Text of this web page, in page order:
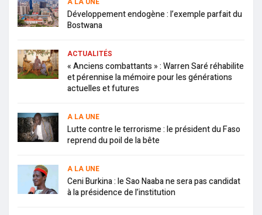
Développement endogène : l’exemple parfait du
Bostwana
ACTUALITÉS
« Anciens combattants » : Warren Saré réhabilite
et pérennise la mémoire pour les générations
actuelles et futures
A LA UNE
Lutte contre le terrorisme : le président du Faso
reprend du poil de la bête
A LA UNE
Ceni Burkina : le Sao Naaba ne sera pas candidat
à la présidence de l’institution